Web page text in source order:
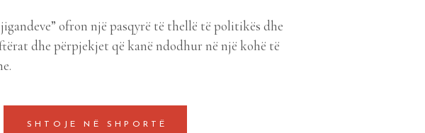
ofron një pasqyrë të thellë të politikës dhe
dhe përpjekjet që kanë ndodhur në një kohë të
SHTOJE NË SHPORTË